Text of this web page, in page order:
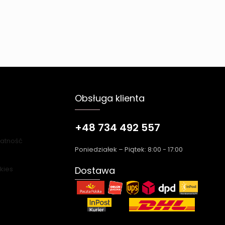
Obsługa klienta
+48 734 492 557
Poniedziałek – Piątek: 8:00 - 17:00
Dostawa